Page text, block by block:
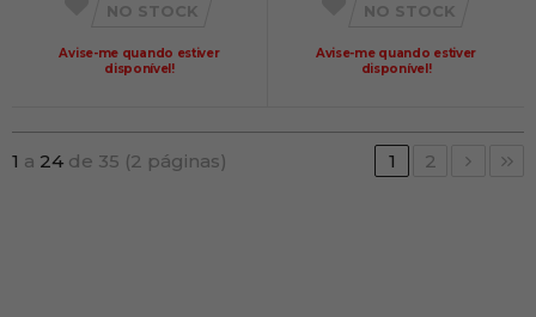
NO STOCK
Avise-me quando estiver
disponível!
NO STOCK
Avise-me quando estiver
disponível!
1 a 24 de 35 (2 páginas) 1 2